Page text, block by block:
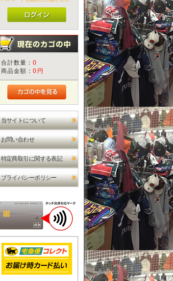
合計数量：0
商品金額：0円
当サイトについて
お問い合わせ
特定商取引に関する表記
プライバシーポリシー